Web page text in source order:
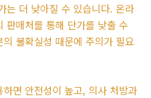
는 더 낮아질 수 있습니다. 온라
판매처를 통해 단가를 낮출 수
불확실성 때문에 주의가 필요
면 안전성이 높고, 의사 처방과